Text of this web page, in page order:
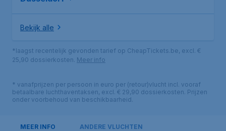
Bekijk alle
*laagst recentelijk gevonden tarief op CheapTickets.be, excl. €
25,90 dossierkosten. Meer info
* vanafprijzen per persoon in euro per (retour)vlucht incl. vooraf
betaalbare luchthaventaksen, excl. € 29,90 dossierkosten. Prijzen
onder voorbehoud van beschikbaarheid.
MEER INFO ANDERE VLUCHTEN